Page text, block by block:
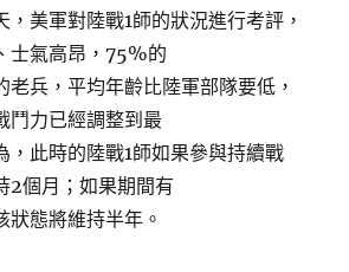
，美軍對陸戰1師的狀況進行考評，
士氣高昂，75%的
老兵，平均年齡比陸軍部隊要低，
鬥力已經調整到最
，此時的陸戰1師如果參與持續戰
2個月；如果期間有
狀態將維持半年。